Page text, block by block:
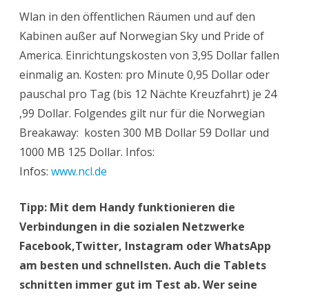
Wlan in den öffentlichen Räumen und auf den
Kabinen außer auf Norwegian Sky und Pride of
America. Einrichtungskosten von 3,95 Dollar fallen
einmalig an. Kosten: pro Minute 0,95 Dollar oder
pauschal pro Tag (bis 12 Nächte Kreuzfahrt) je 24
,99 Dollar. Folgendes gilt nur für die Norwegian
Breakaway: kosten 300 MB Dollar 59 Dollar und
1000 MB 125 Dollar. Infos:
Infos: www.ncl.de
Tipp: Mit dem Handy funktionieren die
Verbindungen in die sozialen Netzwerke
Facebook,Twitter, Instagram oder WhatsApp
am besten und schnellsten. Auch die Tablets
schnitten immer gut im Test ab. Wer seine